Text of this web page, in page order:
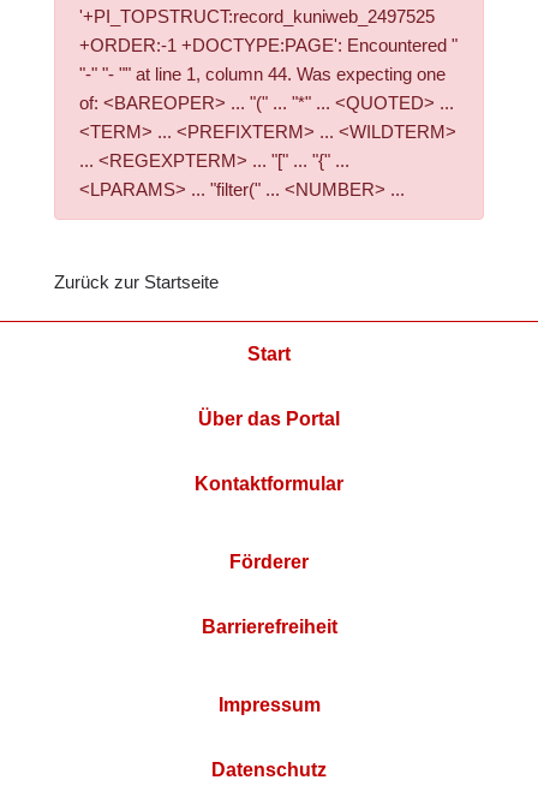
'+PI_TOPSTRUCT:record_kuniweb_2497525
+ORDER:-1 +DOCTYPE:PAGE': Encountered "
"-" "- "" at line 1, column 44. Was expecting one
of: <BAREOPER> ... "(" ... "*" ... <QUOTED> ...
<TERM> ... <PREFIXTERM> ... <WILDTERM>
... <REGEXPTERM> ... "[" ... "{" ...
<LPARAMS> ... "filter(" ... <NUMBER> ...
Zurück zur Startseite
Start
Über das Portal
Kontaktformular
Förderer
Barrierefreiheit
Impressum
Datenschutz